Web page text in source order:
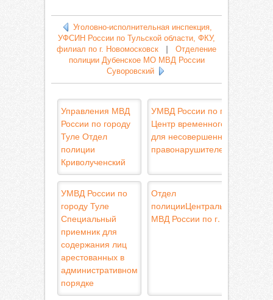
Уголовно-исполнительная инспекция,
УФСИН России по Тульской области, ФКУ,
филиал по г. Новомосковск
Отделение
полиции Дубенское МО МВД России
Суворовский
Управления МВД
России по городу
Туле Отдел
полиции
Криволученский
УМВД России по городу Туле
Центр временного
для несовершеннолетних
правонарушителей
УМВД России по
городу Туле
Специальный
приемник для
содержания лиц
арестованных в
административном
порядке
Отдел
МВД России по г. Туле